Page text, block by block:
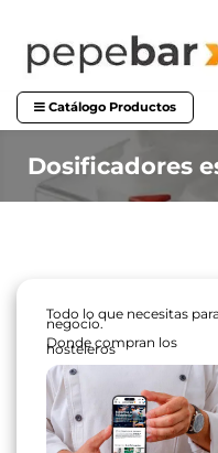
Catálogo Productos
Dosificadores
Todo lo que necesitas
negocio.
Donde compran los
hosteleros